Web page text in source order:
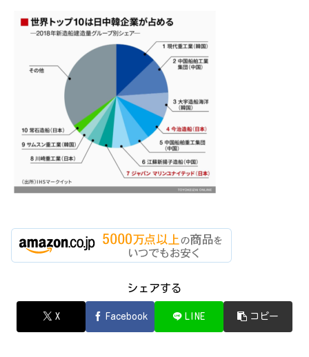
シェアする
X Facebook LINE コピー